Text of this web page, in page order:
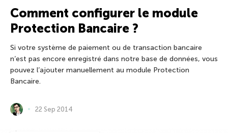
Comment configurer le module
Protection Bancaire ?
Si votre système de paiement ou de transaction bancaire
n’est pas encore enregistré dans notre base de données, vous
pouvez l’ajouter manuellement au module Protection
Bancaire.
22 Sep 2014